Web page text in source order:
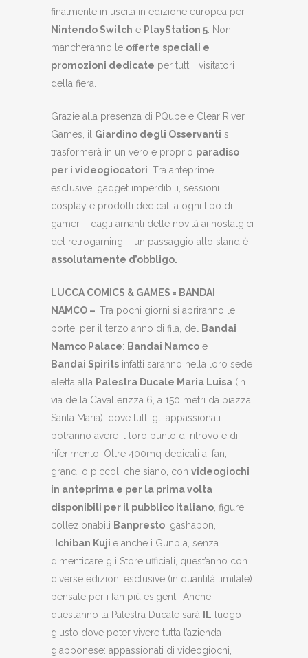
finalmente in uscita in edizione europea per
Nintendo Switch e PlayStation 5 . Non
mancheranno le offerte speciali e
promozioni dedicate per tutti i visitatori
della fiera.
Grazie alla presenza di PQube e Clear River
Games, il Giardino degli Osservanti si
trasformerà in un vero e proprio paradiso
per i videogiocatori . Tra anteprime
esclusive, gadget imperdibili, sessioni
cosplay e prodotti dedicati a ogni tipo di
gamer – dagli amanti delle novità ai nostalgici
del retrogaming – un passaggio allo stand è
assolutamente d’obbligo.
LUCCA COMICS & GAMES = BANDAI
NAMCO – Tra pochi giorni si apriranno le
porte, per il terzo anno di fila, del
Bandai
Namco Palace: Bandai Namco e
Bandai Spirits infatti saranno nella loro sede
eletta alla Palestra Ducale Maria Luisa (in
via della Cavallerizza 6, a 150 metri da piazza
Santa Maria), dove tutti gli appassionati
potranno avere il loro punto di ritrovo e di
riferimento. Oltre 400mq dedicati ai fan,
grandi o piccoli che siano, con videogiochi
in anteprima e per la prima volta
disponibili per il pubblico italiano , figure
collezionabili Banpresto , gashapon,
l’ Ichiban Kuji e anche i Gunpla, senza
dimenticare gli Store ufficiali, quest’anno con
diverse edizioni esclusive (in quantità limitate)
pensate per i fan più esigenti. Anche
quest’anno la Palestra Ducale sarà
IL luogo
giusto dove poter vivere tutta l’azienda
giapponese: appassionati di videogiochi,